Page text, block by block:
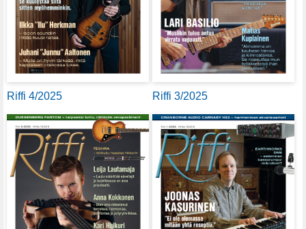
Riffi 4/2025 Riffi 3/2025